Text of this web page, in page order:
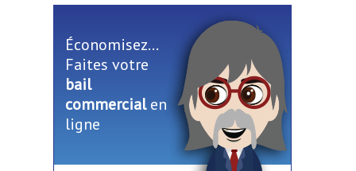
Économisez...
Faites votre
bail
commercialen
ligne